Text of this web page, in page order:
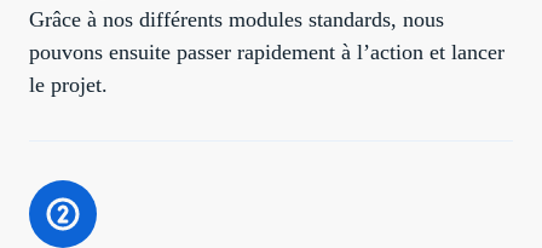
Grâce à nos différents modules standards, nous
pouvons ensuite passer rapidement à l’action et lancer
le projet.